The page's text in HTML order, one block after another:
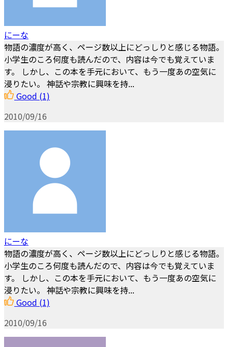
にーな
物語の濃度が高く、ページ数以上にどっしりと感じる物語。
小学生のころ何度も読んだので、内容は今でも覚えていま
す。 しかし、この本を手元において、もう一度あの空気に
浸りたい。 神話や宗教に興味を持...
Good (1)
2010/09/16
にーな
物語の濃度が高く、ページ数以上にどっしりと感じる物語。
小学生のころ何度も読んだので、内容は今でも覚えていま
す。 しかし、この本を手元において、もう一度あの空気に
浸りたい。 神話や宗教に興味を持...
Good (1)
2010/09/16